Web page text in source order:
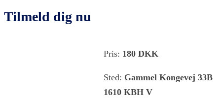
Tilmeld dig nu
Pris: 180 DKK
Sted: Gammel Kongevej 33B
1610 KBH V